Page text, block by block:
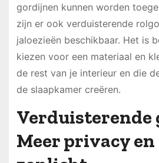
gordijnen kunnen worden
zijn er ook verduisterende
jaloezieën beschikbaar. Het is
kiezen voor een materiaal en
de rest van je interieur en die
de slaapkamer creëren.
Verduisterende
Meer privacy